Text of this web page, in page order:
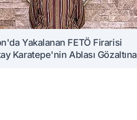
Yakalanan FETÖ Firarisi
Karatepe'nin Ablası Gözaltına